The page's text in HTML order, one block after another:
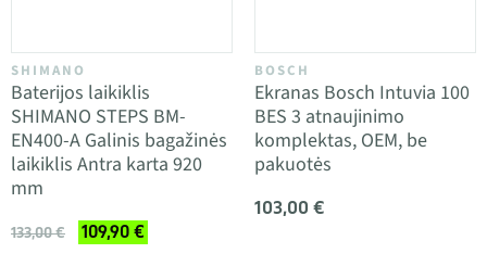
SHIMANO
Baterijos laikiklis
SHIMANO STEPS BM-
EN400-A Galinis bagažinės
laikiklis Antra karta 920
mm
133,00 € 109,90 €
BOSCH
Ekranas Bosch Intuvia 100
BES 3 atnaujinimo
komplektas, OEM, be
pakuotės
103,00 €